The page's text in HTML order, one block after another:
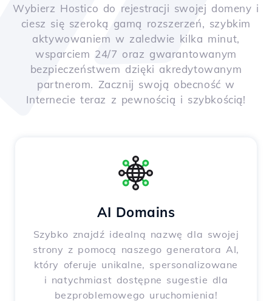
Wybierz Hostico do rejestracji swojej domeny i
ciesz się szeroką gamą rozszerzeń, szybkim
aktywowaniem w zaledwie kilka minut,
wsparciem 24/7 oraz gwarantowanym
bezpieczeństwem dzięki akredytowanym
partnerom. Zacznij swoją obecność w
Internecie teraz z pewnością i szybkością!
AI Domains
Szybko znajdź idealną nazwę dla swojej
strony z pomocą naszego generatora AI,
który oferuje unikalne, spersonalizowane
i natychmiast dostępne sugestie dla
bezproblemowego uruchomienia!